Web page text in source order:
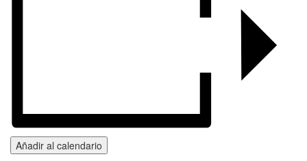
Añadir al calendario